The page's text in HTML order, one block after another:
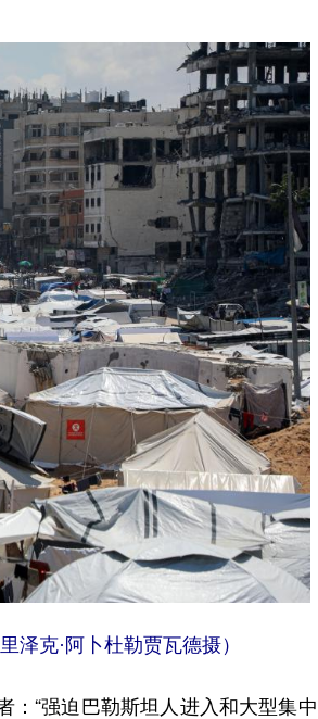
泽克·阿卜杜勒贾瓦德摄）
“强迫巴勒斯坦人进入和大型集